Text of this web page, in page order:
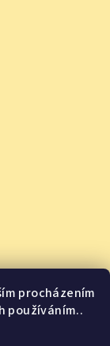
procházením
používáním..